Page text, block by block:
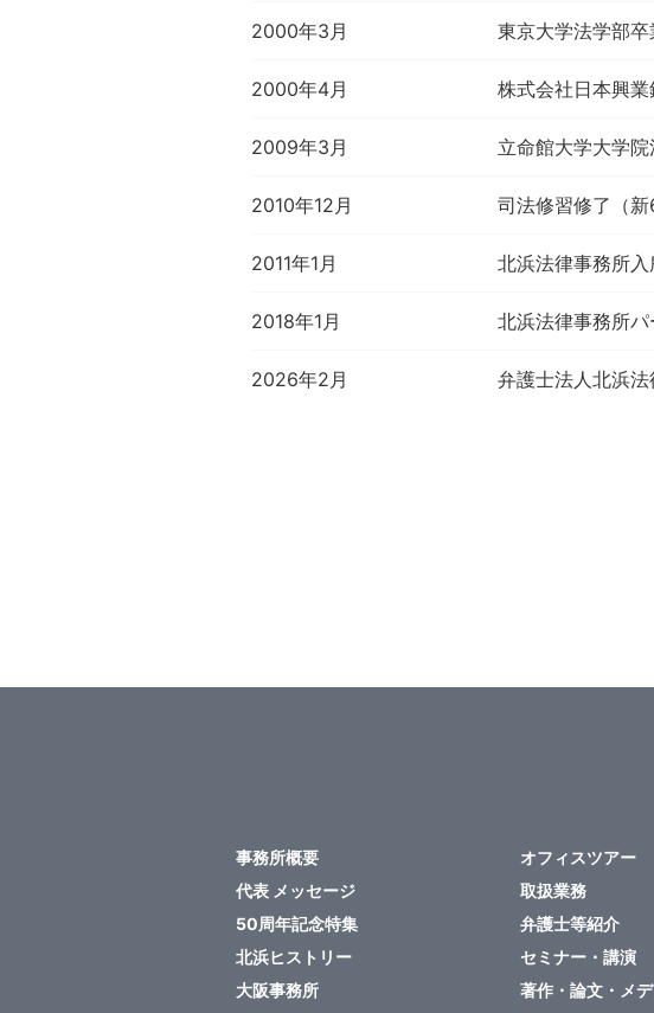
2000年3月 東京大学法学部卒
2000年4月 株式会社日本興
2009年3月 立命館大学大学
2010年12月 司法修習修了（新
2011年1月 北浜法律事務所入
2018年1月 北浜法律事務所
2026年2月 弁護士法人北浜
事務所概要
代表 メッセージ
50周年記念特集
北浜ヒストリー
大阪事務所
オフィスツアー
取扱業務
弁護士等紹介
セミナー・講演
著作・論文・メ